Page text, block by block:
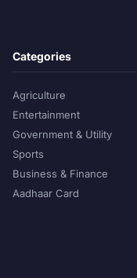
Categories
Agriculture
Entertainment
Government & Utility
Sports
Business & Finance
Aadhaar Card